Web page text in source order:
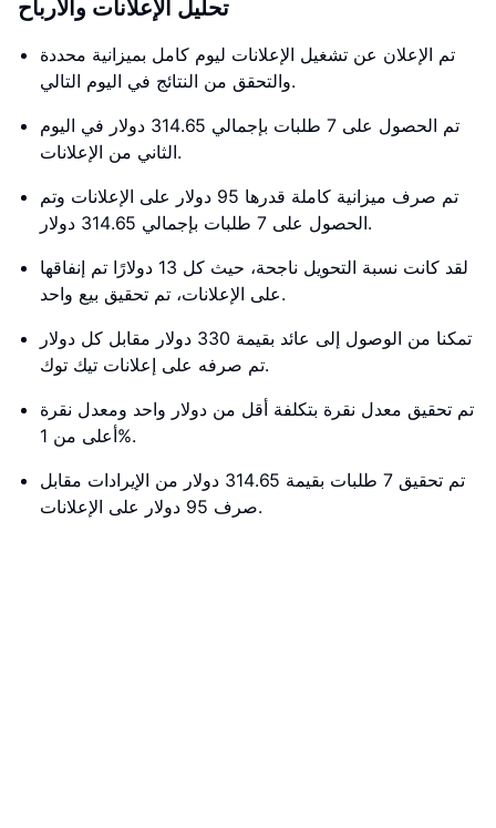
تحليل الإعلانات والأرباح
تم الإعلان عن تشغيل الإعلانات ليوم كامل بميزانية محددة
والتحقق من النتائج في اليوم التالي.
تم الحصول على 7 طلبات بإجمالي 314.65 دولار في اليوم
الثاني من الإعلانات.
تم صرف ميزانية كاملة قدرها 95 دولار على الإعلانات وتم
الحصول على 7 طلبات بإجمالي 314.65 دولار.
لقد كانت نسبة التحويل ناجحة، حيث كل 13 دولارًا تم إنفاقها
على الإعلانات، تم تحقيق بيع واحد.
تمكنا من الوصول إلى عائد بقيمة 330 دولار مقابل كل دولار
تم صرفه على إعلانات تيك توك.
تم تحقيق معدل نقرة بتكلفة أقل من دولار واحد ومعدل نقرة
أعلى من 1%.
تم تحقيق 7 طلبات بقيمة 314.65 دولار من الإيرادات مقابل
صرف 95 دولار على الإعلانات.